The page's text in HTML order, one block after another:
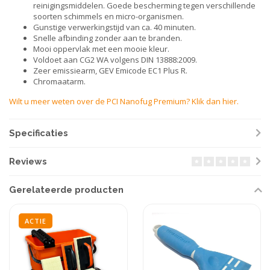
reinigingsmiddelen. Goede bescherming tegen verschillende
soorten schimmels en micro-organismen.
Gunstige verwerkingstijd van ca. 40 minuten.
Snelle afbinding zonder aan te branden.
Mooi oppervlak met een mooie kleur.
Voldoet aan CG2 WA volgens DIN 13888:2009.
Zeer emissiearm, GEV Emicode EC1 Plus R.
Chromaatarm.
Wilt u meer weten over de PCI Nanofug Premium? Klik dan hier.
Specificaties
Reviews
Gerelateerde producten
ACTIE